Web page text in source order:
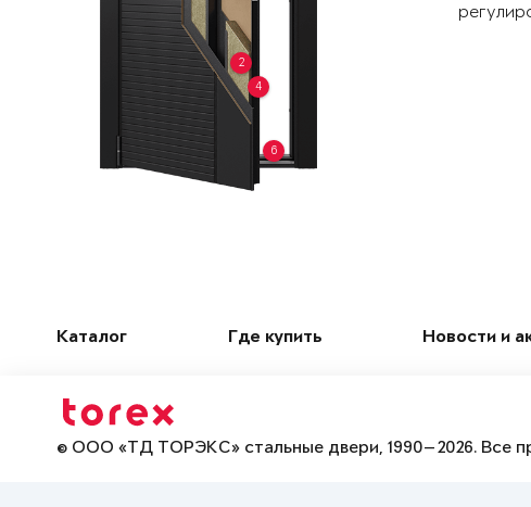
2
4
6
Каталог Где купить Новости и
© ООО «ТД ТОРЭКС» стальные двери, 1990—2026. Все